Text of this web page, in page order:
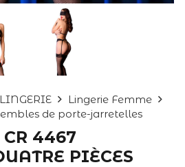
Lingerie Femme
de porte-jarretelles
4467
PIÈCES